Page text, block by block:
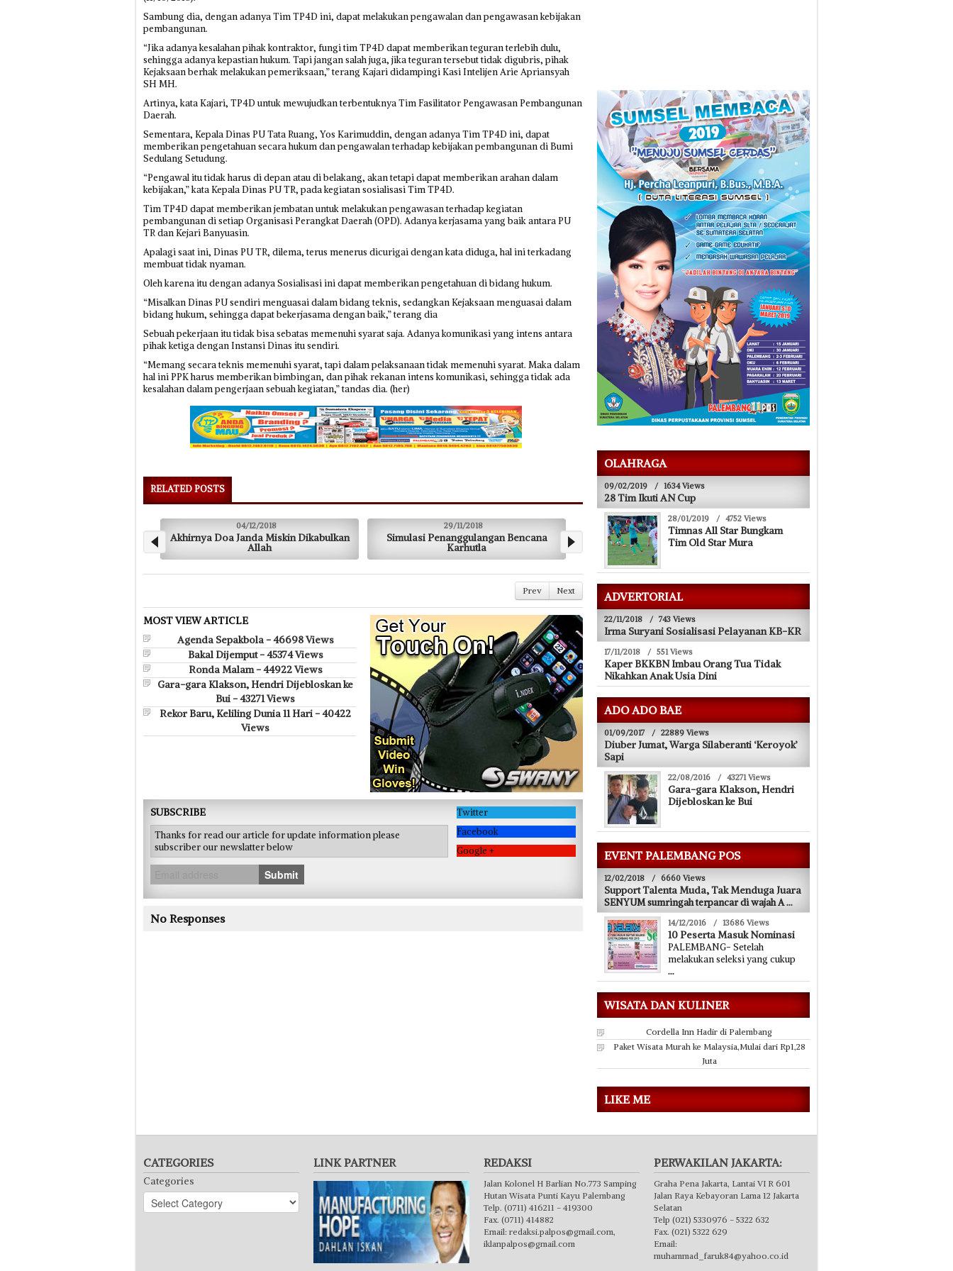
Sambung dia, dengan adanya Tim TP4D ini, dapat melakukan pengawalan dan pengawasan kebijakan
pembangunan.
“Jika adanya kesalahan pihak kontraktor, fungi tim TP4D dapat memberikan teguran terlebih dulu,
sehingga adanya kepastian hukum. Tapi jangan salah juga, jika teguran tersebut tidak digubris, pihak
Kejaksaan berhak melakukan pemeriksaan,” terang Kajari didampingi Kasi Intelijen Arie Apriansyah
SH MH.
Artinya, kata Kajari, TP4D untuk mewujudkan terbentuknya Tim Fasilitator Pengawasan Pembangunan
Daerah.
Sementara, Kepala Dinas PU Tata Ruang, Yos Karimuddin, dengan adanya Tim TP4D ini, dapat
memberikan pengetahuan secara hukum dan pengawalan terhadap kebijakan pembangunan di Bumi
Sedulang Setudung.
“Pengawal itu tidak harus di depan atau di belakang, akan tetapi dapat memberikan arahan dalam
kebijakan,” kata Kepala Dinas PU TR, pada kegiatan sosialisasi Tim TP4D.
Tim TP4D dapat memberikan jembatan untuk melakukan pengawasan terhadap kegiatan
pembangunan di setiap Organisasi Perangkat Daerah (OPD). Adanya kerjasama yang baik antara PU
TR dan Kejari Banyuasin.
Apalagi saat ini, Dinas PU TR, dilema, terus menerus dicurigai dengan kata diduga, hal ini terkadang
membuat tidak nyaman.
Oleh karena itu dengan adanya Sosialisasi ini dapat memberikan pengetahuan di bidang hukum.
“Misalkan Dinas PU sendiri menguasai dalam bidang teknis, sedangkan Kejaksaan menguasai dalam
bidang hukum, sehingga dapat bekerjasama dengan baik,” terang dia
Sebuah pekerjaan itu tidak bisa sebatas memenuhi syarat saja. Adanya komunikasi yang intens antara
pihak ketiga dengan Instansi Dinas itu sendiri.
“Memang secara teknis memenuhi syarat, tapi dalam pelaksanaan tidak memenuhi syarat. Maka dalam
hal ini PPK harus memberikan bimbingan, dan pihak rekanan intens komunikasi, sehingga tidak ada
kesalahan dalam pengerjaan sebuah kegiatan,” tandas dia. (her)
RELATED POSTS
Akhirnya Doa Janda Miskin Dikabulkan Simulasi Penanggulangan Bencana
29/11/2018
Menjaga Sumber Mata Air Masuk Nominasi Desa Terbaik
Prev Next
MOST VIEW ARTICLE
Agenda Sepakbola - 46698 Views
Bakal Dijemput - 45374 Views
Ronda Malam - 44922 Views
Gara-gara Klakson, Hendri Dijebloskan ke
Bui - 43271 Views
Rekor Baru, Keliling Dunia 11 Hari - 40422
Views
SUBSCRIBE
Thanks for read our article for update information please
subscriber our newslatter below
Submit
Twitter
Facebook
Google +
No Responses
OLAHRAGA
09/02/2019 / 1634 Views
28 Tim Ikuti AN Cup
28/01/2019 / 4752 Views
Timnas All Star Bungkam
Tim Old Star Mura
ADVERTORIAL
22/11/2018 / 743 Views
Irma Suryani Sosialisasi Pelayanan KB-KR
17/11/2018 / 551 Views
Kaper BKKBN Imbau Orang Tua Tidak
Nikahkan Anak Usia Dini
ADO ADO BAE
01/09/2017 / 22889 Views
Diuber Jumat, Warga Silaberanti ‘Keroyok’
Sapi
22/08/2016 / 43271 Views
Gara-gara Klakson, Hendri
Dijebloskan ke Bui
EVENT PALEMBANG POS
12/02/2018 / 6660 Views
Support Talenta Muda, Tak Menduga Juara
SENYUM sumringah terpancar di wajah A...
14/12/2016 / 13686 Views
10 Peserta Masuk Nominasi
PALEMBANG- Setelah
melakukan seleksi yang cukup
...
WISATA DAN KULINER
Cordella Inn Hadir di Palembang
Paket Wisata Murah ke Malaysia,Mulai dari Rp1,28
Juta
LIKE ME
CATEGORIES
Categories
LINK PARTNER REDAKSI
Jalan Kolonel H Barlian No.773 Samping
Hutan Wisata Punti Kayu Palembang
Telp. (0711) 416211 - 419300
Fax. (0711) 414882
Email: redaksi.palpos@gmail.com,
iklanpalpos@gmail.com
PERWAKILAN JAKARTA:
Graha Pena Jakarta, Lantai VI R 601
Jalan Raya Kebayoran Lama 12 Jakarta
Selatan
Telp (021) 5330976 - 5322 632
Fax. (021) 5322 629
Email:
muhammad_faruk84@yahoo.co.id